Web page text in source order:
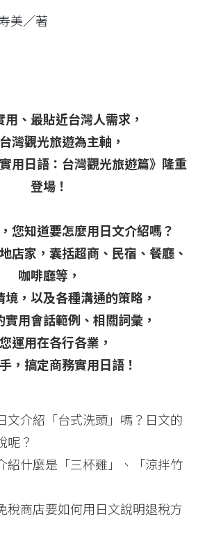
美／著
用、最貼近台灣人需求，
灣觀光旅遊為主軸，
用日語：台灣觀光旅遊篇》隆重
登場！
您知道要怎麼用日文介紹嗎？
店家，囊括超商、民宿、餐廳、
咖啡廳等，
，以及各種溝通的策略，
實用會話範例、相關詞彙，
運用在各行各業，
，搞定商務實用日語！
文介紹「台式洗頭」嗎？日文的
呢？
紹什麼是「三杯雞」、「涼拌竹
稅商店要如何用日文說明退稅方